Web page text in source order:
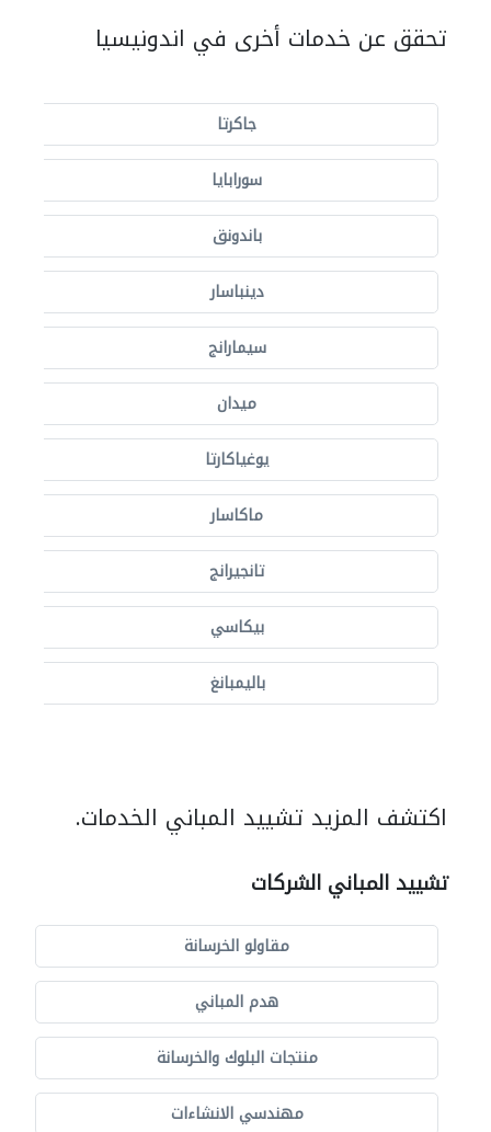
تحقق عن خدمات أخرى في اندونيسيا
جاكرتا
سورابايا
باندونق
دينباسار
سيمارانج
ميدان
يوغياكارتا
ماكاسار
تانجيرانج
بيكاسي
باليمبانغ
اكتشف المزيد تشييد المباني الخدمات.
تشييد المباني الشركات
مقاولو الخرسانة
هدم المباني
منتجات البلوك والخرسانة
مهندسي الانشاءات